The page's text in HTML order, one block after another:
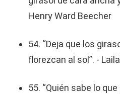
Henry Ward Beecher
54. “Deja que los
florezcan al sol”. -
55. “Quién sabe lo